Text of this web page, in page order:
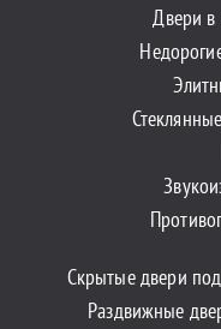
Двери в
Скрытые двери
Раздвижные